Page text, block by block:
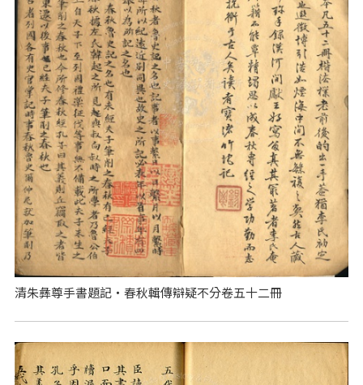
清朱彝尊手書題記‧春秋輯傳辯疑不分卷五十二冊